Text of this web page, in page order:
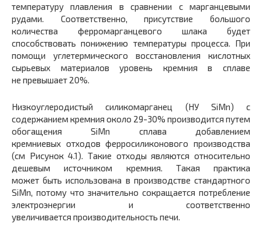
температуру плавления в сравнении с марганцевыми
рудами. Соответственно, присутствие большого
количества ферромарганцевого шлака будет
способствовать понижению температуры процесса. При
помощи углетермического восстановления кислотных
сырьевых материалов уровень кремния в сплаве
не превышает 20%.
Низкоуглеродистый силикомарганец (НУ SiMn) с
содержанием кремния около 29-30% производится путем
обогащения SiMn сплава добавлением
кремниевых отходов ферросиликонового производства
(см Рисунок 4.1). Такие отходы являются относительно
дешевым источником кремния. Такая практика
может быть использована в производстве стандартного
SiMn, потому что значительно сокращается потребление
электроэнергии и соответственно
увеличивается производительность печи.